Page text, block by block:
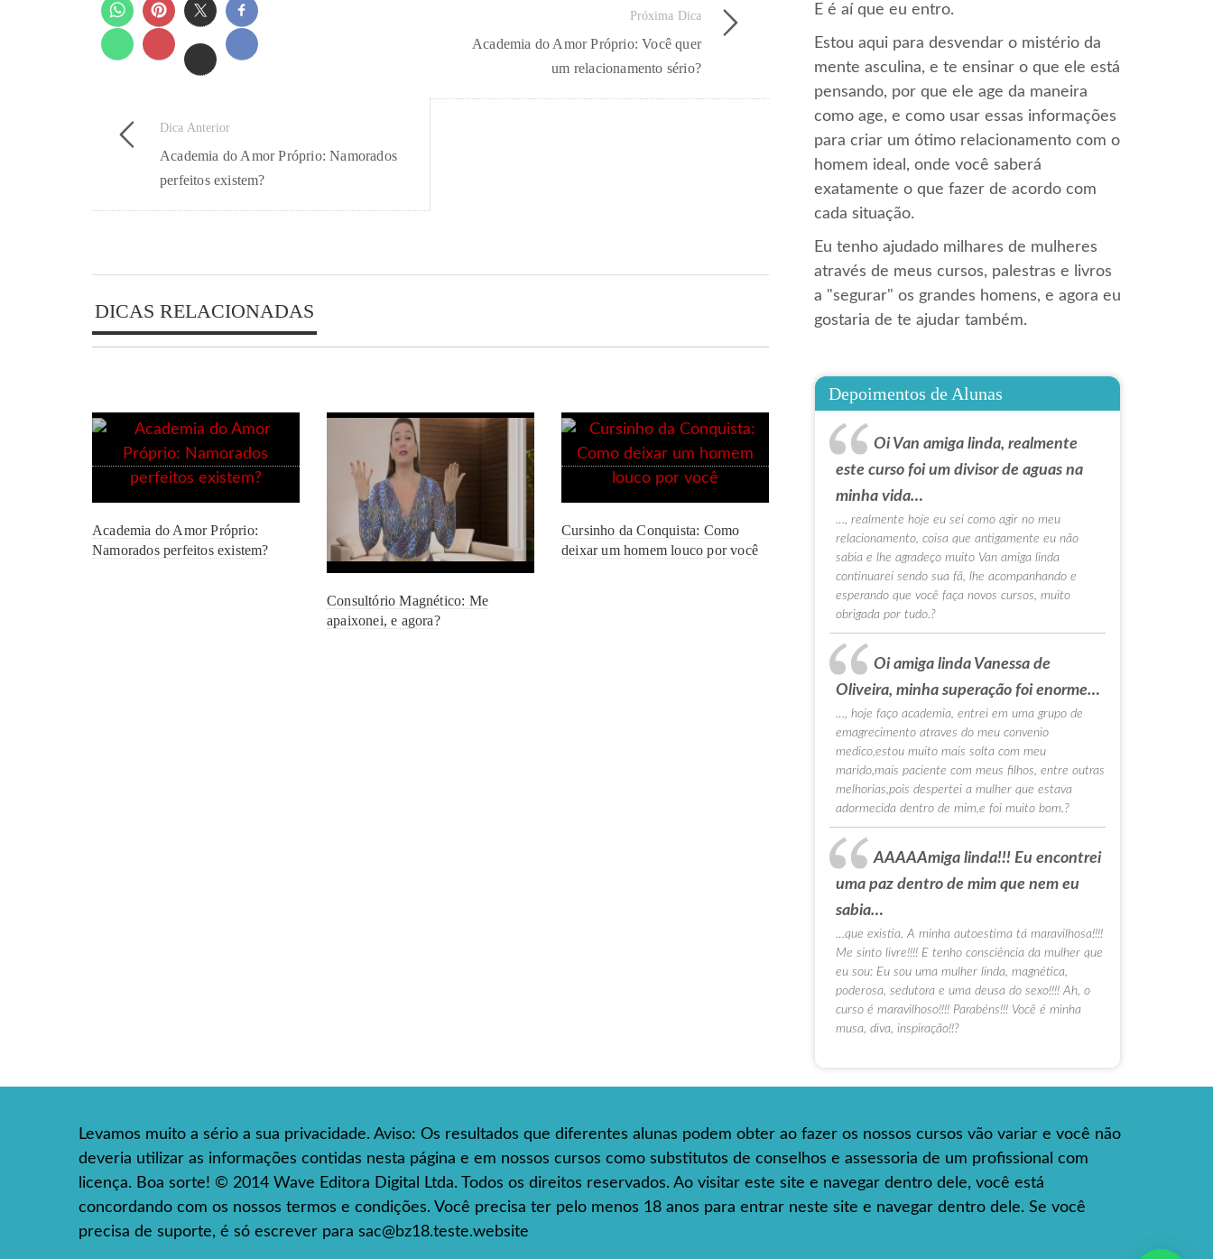
Próxima Dica
Academia do Amor Próprio: Você quer
um relacionamento sério?
Dica Anterior
Academia do Amor Próprio: Namorados
perfeitos existem?
DICAS RELACIONADAS
Academia do Amor Próprio:
Namorados perfeitos existem?
Consultório Magnético: Me
apaixonei, e agora?
Cursinho da Conquista: Como
deixar um homem louco por você
E é aí que eu entro.
Estou aqui para desvendar o mistério da
mente asculina, e te ensinar o que ele está
pensando, por que ele age da maneira
como age, e como usar essas informações
para criar um ótimo relacionamento com o
homem ideal, onde você saberá
exatamente o que fazer de acordo com
cada situação.
Eu tenho ajudado milhares de mulheres
através de meus cursos, palestras e livros
a "segurar" os grandes homens, e agora eu
gostaria de te ajudar também.
Depoimentos de Alunas
Oi Van amiga linda, realmente
este curso foi um divisor de aguas na
minha vida…
…, realmente hoje eu sei como agir no meu
relacionamento, coisa que antigamente eu não
sabia e lhe agradeço muito Van amiga linda
continuarei sendo sua fã, lhe acompanhando e
esperando que você faça novos cursos, muito
obrigada por tudo.?
Oi amiga linda Vanessa de
Oliveira, minha superação foi enorme…
…, hoje faço academia, entrei em uma grupo de
emagrecimento atraves do meu convenio
medico,estou muito mais solta com meu
marido,mais paciente com meus filhos, entre outras
melhorias,pois despertei a mulher que estava
adormecida dentro de mim,e foi muito bom.?
AAAAAmiga linda!!! Eu encontrei
uma paz dentro de mim que nem eu
sabia…
…que existia. A minha autoestima tá maravilhosa!!!!
Me sinto livre!!!! E tenho consciência da mulher que
eu sou: Eu sou uma mulher linda, magnética,
poderosa, sedutora e uma deusa do sexo!!!! Ah, o
curso é maravilhoso!!!! Parabéns!!! Você é minha
musa, diva, inspiração!!?
Levamos muito a sério a sua privacidade. Aviso: Os resultados que diferentes alunas podem obter ao fazer os nossos cursos vão variar e você não
deveria utilizar as informações contidas nesta página e em nossos cursos como substitutos de conselhos e assessoria de um profissional com
licença. Boa sorte! © 2014 Wave Editora Digital Ltda. Todos os direitos reservados. Ao visitar este site e navegar dentro dele, você está
concordando com os nossos termos e condições. Você precisa ter pelo menos 18 anos para entrar neste site e navegar dentro dele. Se você
precisa de suporte, é só escrever para sac@bz18.teste.website